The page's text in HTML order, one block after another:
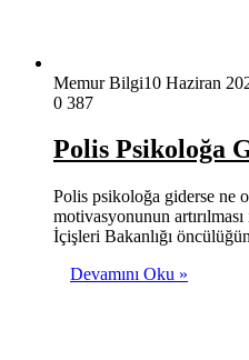
Memur Bilgi10 Haziran
0 387
Polis Psikoloğa
Polis psikoloğa giderse ne
motivasyonunun
İçişleri Bakanlığı
Devamını Oku »